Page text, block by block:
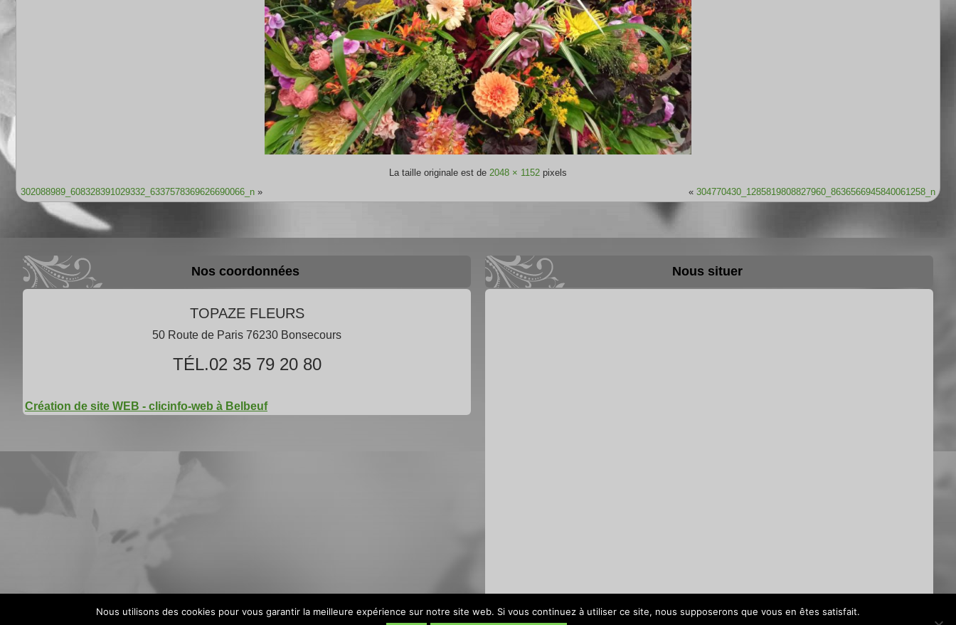
La taille originale est de 2048 × 1152 pixels
302088989_608328391029332_6337578369626690066_n » « 304770430_1285819808827960_8636566945840061258_n
Nos coordonnées
TOPAZE FLEURS
50 Route de Paris 76230 Bonsecours
TÉL.02 35 79 20 80
Création de site WEB - clicinfo-web à Belbeuf
Nous situer
Nous utilisons des cookies pour vous garantir la meilleure expérience sur notre site web. Si vous continuez à utiliser ce site, nous supposerons que vous en êtes satisfait.